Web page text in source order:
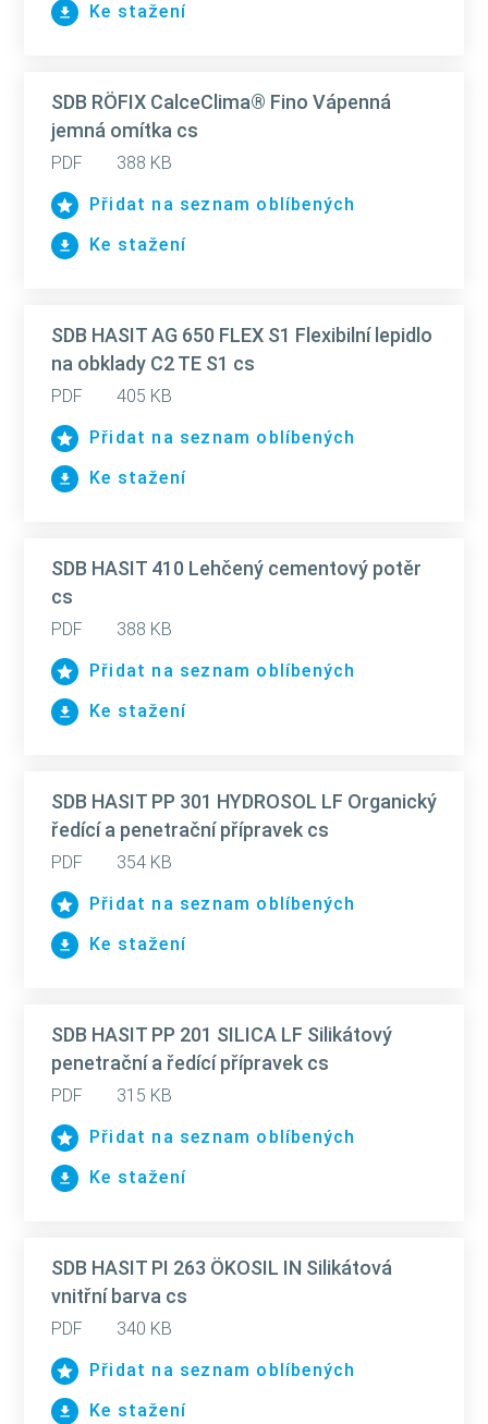
Ke stažení
SDB RÖFIX CalceClima® Fino Vápenná
jemná omítka cs
PDF
388 KB
Přidat na seznam oblíbených
Ke stažení
SDB HASIT AG 650 FLEX S1 Flexibilní lepidlo
na obklady C2 TE S1 cs
PDF
405 KB
Přidat na seznam oblíbených
Ke stažení
SDB HASIT 410 Lehčený cementový potěr
cs
PDF
388 KB
Přidat na seznam oblíbených
Ke stažení
SDB HASIT PP 301 HYDROSOL LF Organický
ředící a penetrační přípravek cs
PDF
354 KB
Přidat na seznam oblíbených
Ke stažení
SDB HASIT PP 201 SILICA LF Silikátový
penetrační a ředící přípravek cs
PDF
315 KB
Přidat na seznam oblíbených
Ke stažení
SDB HASIT PI 263 ÖKOSIL IN Silikátová
vnitřní barva cs
PDF
340 KB
Přidat na seznam oblíbených
Ke stažení